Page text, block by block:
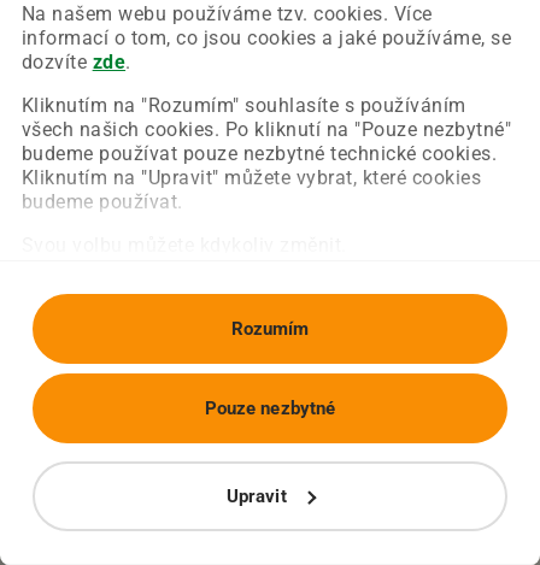
Na našem webu používáme tzv. cookies. Více
informací o tom, co jsou cookies a jaké používáme, se
dozvíte zde.
Kliknutím na "Rozumím" souhlasíte s používáním
všech našich cookies. Po kliknutí na "Pouze nezbytné"
budeme používat pouze nezbytné technické cookies.
Kliknutím na "Upravit" můžete vybrat, které cookies
budeme používat.
Rozumím
Upravit
Pouze nezbytné
Chyba nastala na naší straně a už ji opravujeme.
Zkuste prosím znovu načíst požadovanou stránku.
Obnovit stránku Úvodní strana